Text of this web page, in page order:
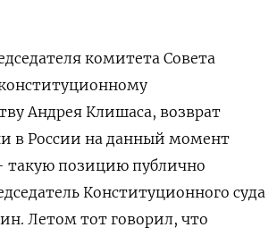
комитета Совета
Андрея Клишаса, возврат
в России на данный момент
позицию публично
Конституционного суда
Летом тот говорил, что